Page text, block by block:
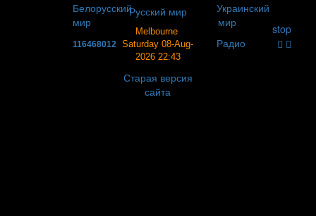
Белорусский
мир
116468012
Русский мир
Melbourne
Saturday 08-Aug-
2026 22:43
Старая версия
сайта
Украинский
мир
Радио
stop